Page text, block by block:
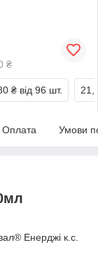
₴
₴ від 96 шт.
Оплата Умови
Енерджі к.с.